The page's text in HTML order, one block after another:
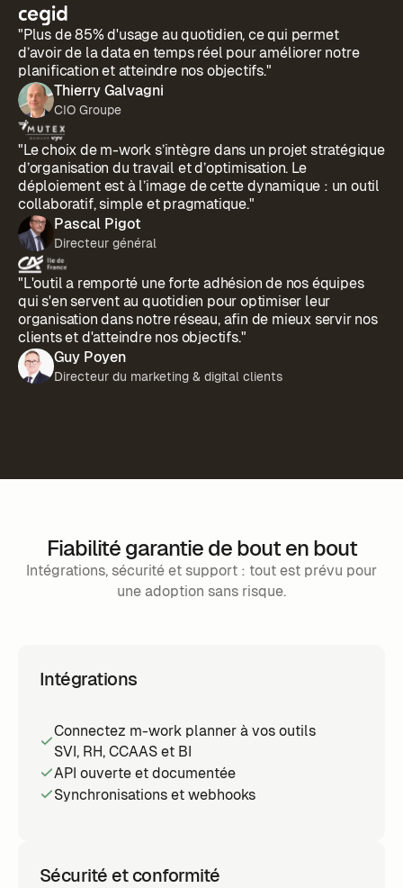
"Plus de 85% d'usage au quotidien, ce qui permet
d’avoir de la data en temps réel pour améliorer notre
planification et atteindre nos objectifs."
Thierry Galvagni
CIO Groupe
"Le choix de m-work s’intègre dans un projet stratégique
d’organisation du travail et d’optimisation. Le
déploiement est à l’image de cette dynamique : un outil
collaboratif, simple et pragmatique."
Pascal Pigot
Directeur général
"L'outil a remporté une forte adhésion de nos équipes
qui s'en servent au quotidien pour optimiser leur
organisation dans notre réseau, afin de mieux servir nos
clients et d'atteindre nos objectifs."
Guy Poyen
Directeur du marketing & digital clients
Fiabilité garantie de bout en bout
Intégrations, sécurité et support : tout est prévu pour
une adoption sans risque.
Intégrations
Connectez m-work planner à vos outils
SVI, RH, CCAAS et BI
API ouverte et documentée
Synchronisations et webhooks
Sécurité et conformité